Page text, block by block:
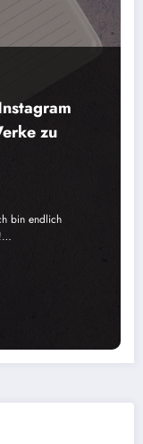
zu
bin endlich